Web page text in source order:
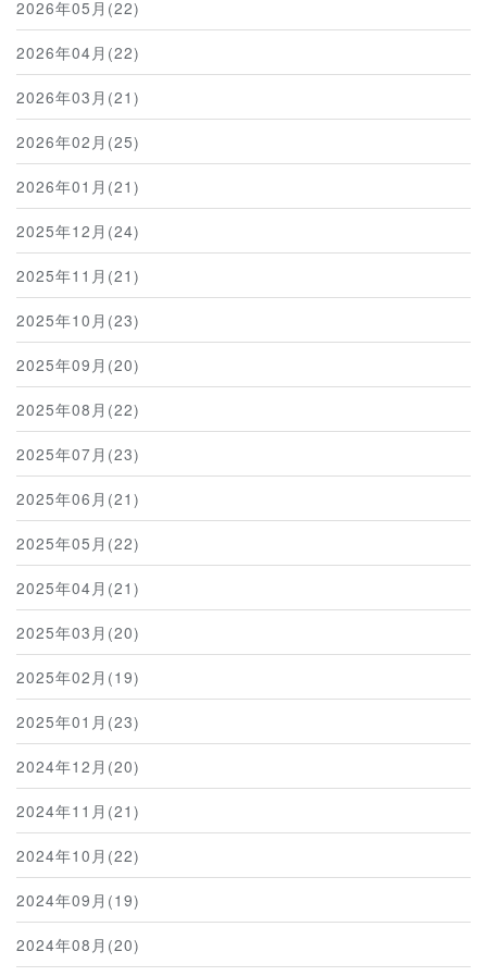
2026年05月(22)
2026年04月(22)
2026年03月(21)
2026年02月(25)
2026年01月(21)
2025年12月(24)
2025年11月(21)
2025年10月(23)
2025年09月(20)
2025年08月(22)
2025年07月(23)
2025年06月(21)
2025年05月(22)
2025年04月(21)
2025年03月(20)
2025年02月(19)
2025年01月(23)
2024年12月(20)
2024年11月(21)
2024年10月(22)
2024年09月(19)
2024年08月(20)